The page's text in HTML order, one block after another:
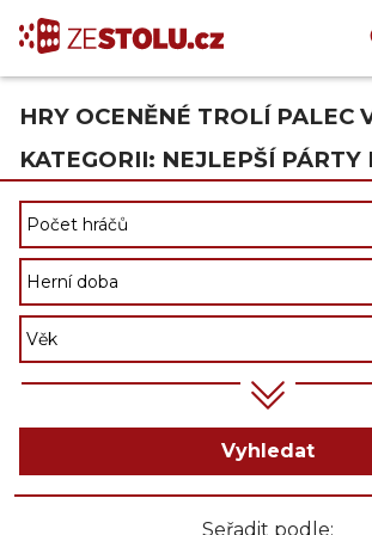
HRY OCENĚNÉ TROLÍ PALEC
KATEGORII: NEJLEPŠÍ PÁRTY
Vyhledat
Seřadit podle: